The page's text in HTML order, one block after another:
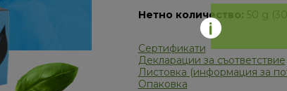
Нетно количество: 50 g
Сертификати
Декларации за съответствие
Листовка (информация за
Опаковка